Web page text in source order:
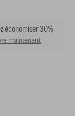
économiser 30%
maintenant